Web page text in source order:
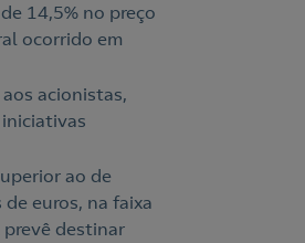
14,5% no preço
ocorrido em
acionistas,
ao de
euros, na faixa
destinar